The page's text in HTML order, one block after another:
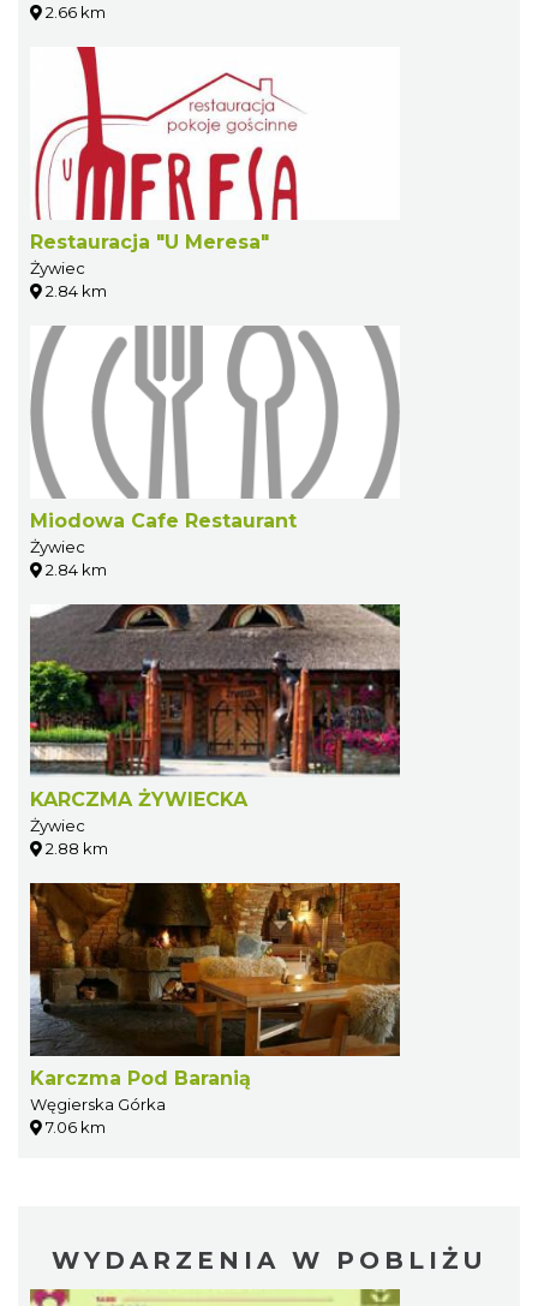
2.66 km
Restauracja "U Meresa"
Żywiec
2.84 km
Miodowa Cafe Restaurant
Żywiec
2.84 km
KARCZMA ŻYWIECKA
Żywiec
2.88 km
Karczma Pod Baranią
Węgierska Górka
7.06 km
WYDARZENIA W POBLIŻU